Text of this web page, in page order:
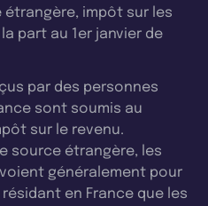
impôt sur les
part au 1er janvier de
par des personnes
sont soumis au
sur le revenu.
source étrangère, les
généralement pour
en France que les